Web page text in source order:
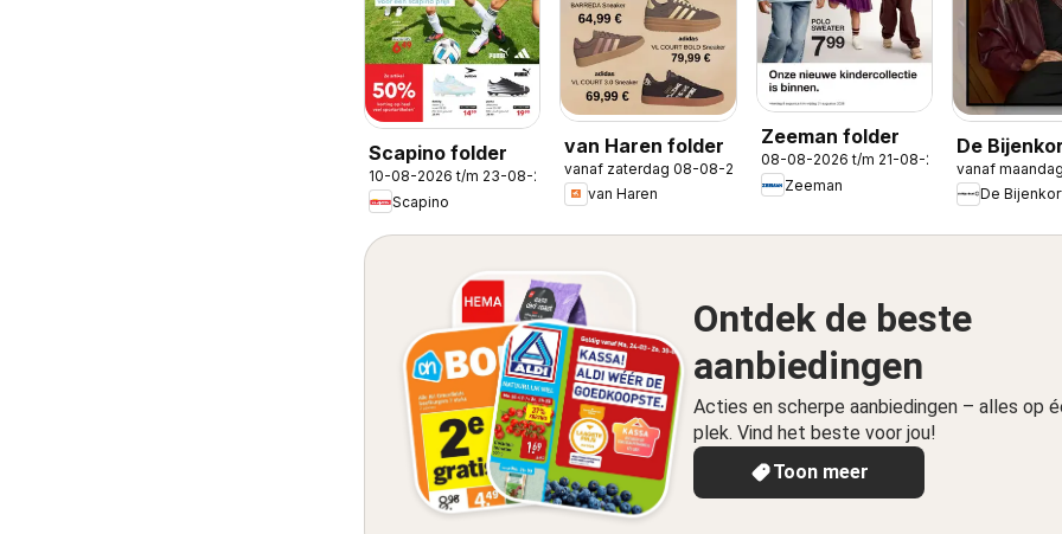
Scapino folder
10-08-2026 t/m 23-08-2026
Scapino
van Haren folder
vanaf zaterdag 08-08-2026
van Haren
Zeeman folder
08-08-2026 t/m 21-08-2026
Zeeman
De
folder
vanaf
De
Ontdek de beste
aanbiedingen
Acties en scherpe aanbiedingen – alles op
plek. Vind het beste voor jou!
Toon meer